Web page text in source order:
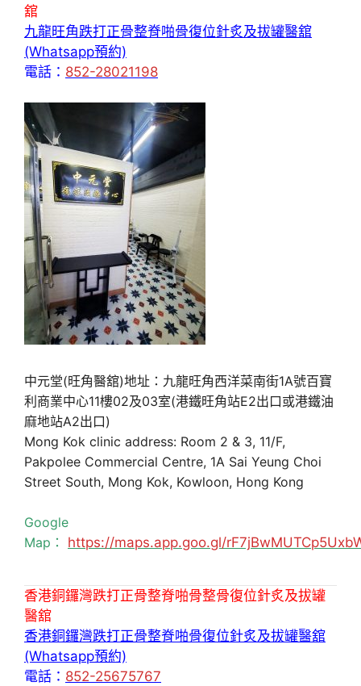
舘
九龍旺角跌打正骨整脊啪骨復位針炙及拔罐醫舘
(Whatsapp預約)
電話： 852-28021198
中元堂(旺角醫舘)地址：九龍旺角西洋菜南街1A號百寶
利商業中心11樓02及03室(港鐵旺角站E2出口或港鐵油
麻地站A2出口)
Mong Kok clinic address: Room 2 & 3, 11/F,
Pakpolee Commercial Centre, 1A Sai Yeung Choi
Street South, Mong Kok, Kowloon, Hong Kong
Google
Map： https://maps.app.goo.gl/
香港銅鑼灣跌打正骨整脊啪骨整骨復位針炙及拔罐
醫舘
香港銅鑼灣跌打正骨整脊啪骨復位針炙及拔罐醫舘
(Whatsapp預約)
電話： 852-25675767